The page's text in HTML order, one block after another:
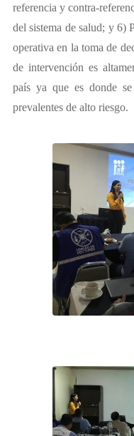
referencia y contra-
del sistema de salud; y 6)
operativa en la toma de
de intervención es
país ya que es donde
prevalentes de alto riesgo.